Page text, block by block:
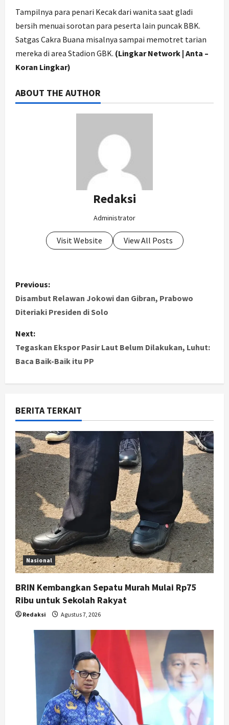
Tampilnya para penari Kecak dari wanita saat gladi
bersih menuai sorotan para peserta lain puncak BBK.
Satgas Cakra Buana misalnya sampai memotret tarian
mereka di area Stadion GBK. (Lingkar Network | Anta –
Koran Lingkar)
ABOUT THE AUTHOR
Redaksi
Administrator
Visit Website View All Posts
P
o
t
n
a
v
i
g
a
t
i
o
n
Previous:
Disambut Relawan Jokowi dan Gibran, Prabowo
Diteriaki Presiden di Solo
Next:
Tegaskan Ekspor Pasir Laut Belum Dilakukan, Luhut:
Baca Baik-Baik itu PP
BERITA TERKAIT
Nasional
BRIN Kembangkan Sepatu Murah Mulai Rp75
Ribu untuk Sekolah Rakyat
Redaksi Agustus 7, 2026